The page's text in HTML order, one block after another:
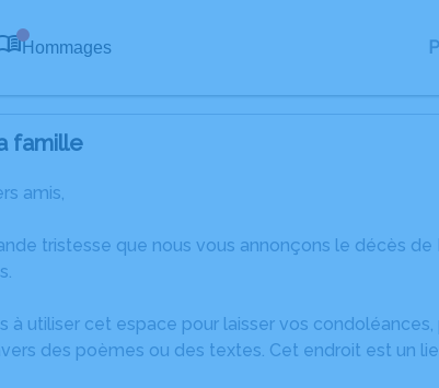
Hommages
famille
amis,
tristesse que nous vous annonçons le décès
à utiliser cet espace pour laisser vos
des poèmes ou des textes. Cet endroit est un